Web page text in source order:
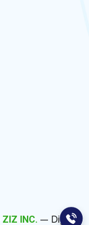
ZIZ INC.— Digital